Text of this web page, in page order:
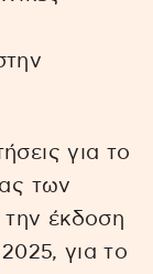
για το
των
την έκδοση
για το